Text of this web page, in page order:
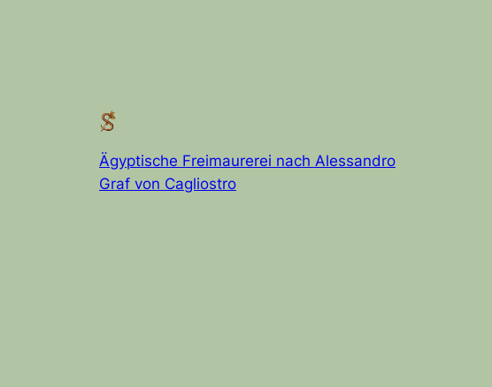
Ägyptische Freimaurerei nach Alessandro
Graf von Cagliostro